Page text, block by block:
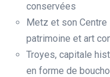
conservées
Metz et son Centre
patrimoine et art
Troyes, capitale
en forme de